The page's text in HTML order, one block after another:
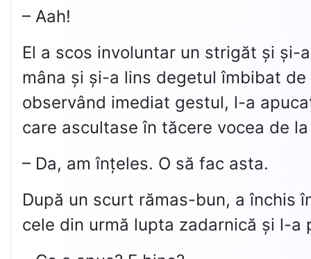
– Aah!
El a scos involuntar un strigăt și
mâna și și-a lins degetul îmbibat
observând imediat gestul, l-a
care ascultase în tăcere vocea de
– Da, am înțeles. O să fac asta.
După un scurt rămas-bun, a închis
cele din urmă lupta zadarnică și l-a